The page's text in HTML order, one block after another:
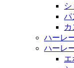
パ
ハーレ
ハーレ
エ